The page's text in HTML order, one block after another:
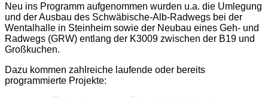
Neu ins Programm aufgenommen wurden u.a. die Umlegung
und der Ausbau des Schwäbische-Alb-Radwegs bei der
Wentalhalle in Steinheim sowie der Neubau eines Geh- und
Radwegs (GRW) entlang der K3009 zwischen der B19 und
Großkuchen.
Dazu kommen zahlreiche laufende oder bereits
programmierte Projekte: